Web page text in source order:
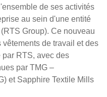
BELGIUM,
DENMARK,
ICELAND,
NORWAY &
SWEDEN
de ses activités
au sein d'une entité
Group). Ce nouveau
de travail et des
RTS, avec des
par TMG –
et Sapphire Textile Mills